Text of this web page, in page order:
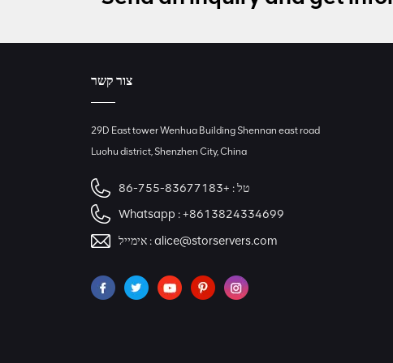
צור קשר
29D East tower Wenhua Building Shennan east road
Luohu district, Shenzhen City, China
טל : +86-755-83677183
Whatsapp :+8613824334699
אימייל :alice@storservers.com